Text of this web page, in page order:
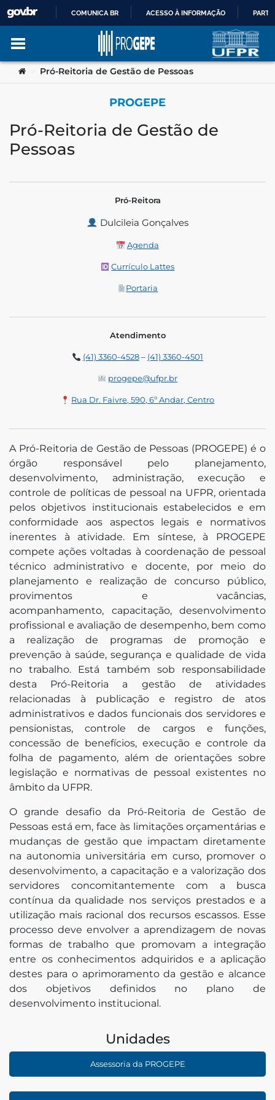
Ir para o conteúdo
IR
PARA
O
CONTEÚDO
COMUNICA BR ACESSO À INFORMAÇÃO
portal
Você está aqui:
Pró-Reitoria de Gestão de Pessoas
PROGEPE
Pró-Reitoria de Gestão de
Pessoas
Pró-Reitora
Dulcileia Gonçalves
Agenda
Currículo Lattes
Portaria
Atendimento
(41) 3360-4528– (41) 3360-4501
progepe@ufpr.br
Rua Dr. Faivre, 590, 6º Andar, Centro
A Pró-Reitoria de Gestão de Pessoas (PROGEPE) é o
órgão responsável pelo planejamento,
desenvolvimento, administração, execução e
controle de políticas de pessoal na UFPR, orientada
pelos objetivos institucionais estabelecidos e em
conformidade aos aspectos legais e normativos
inerentes à atividade. Em síntese, à PROGEPE
compete ações voltadas à coordenação de pessoal
técnico administrativo e docente, por meio do
planejamento e realização de concurso público,
provimentos e vacâncias,
acompanhamento, capacitação, desenvolvimento
profissional e avaliação de desempenho, bem como
a realização de programas de promoção e
prevenção à saúde, segurança e qualidade de vida
no trabalho. Está também sob responsabilidade
desta Pró-Reitoria a gestão de atividades
relacionadas à publicação e registro de atos
administrativos e dados funcionais dos servidores e
pensionistas, controle de cargos e funções,
concessão de benefícios, execução e controle da
folha de pagamento, além de orientações sobre
legislação e normativas de pessoal existentes no
âmbito da UFPR.
O grande desafio da Pró-Reitoria de Gestão de
Pessoas está em, face às limitações orçamentárias e
mudanças de gestão que impactam diretamente
na autonomia universitária em curso, promover o
desenvolvimento, a capacitação e a valorização dos
servidores concomitantemente com a busca
contínua da qualidade nos serviços prestados e a
utilização mais racional dos recursos escassos. Esse
processo deve envolver a aprendizagem de novas
formas de trabalho que promovam a integração
entre os conhecimentos adquiridos e a aplicação
destes para o aprimoramento da gestão e alcance
dos objetivos definidos no plano de
desenvolvimento institucional.
Unidades
Assessoria da PROGEPE